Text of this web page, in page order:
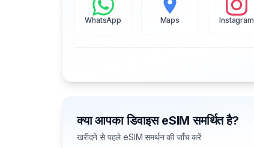
WhatsApp Maps Instagram
क्या आपका डिवाइस eSIM समर्थित है?
खरीदने से पहले eSIM समर्थन की जाँच करें